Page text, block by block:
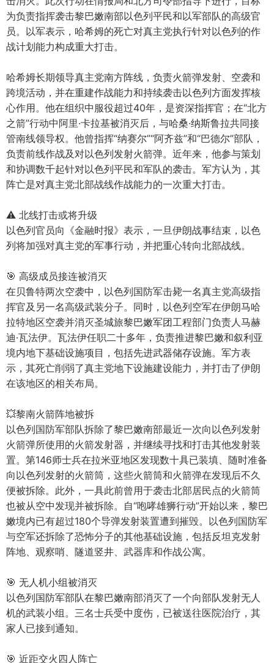
为负责指挥袭击黎巴嫩南部以色列平民和以军部队的高级官
员。以军表示，哈希姆的死亡对真主党执行针对以色列的作
战计划能力构成重大打击。
哈希姆长期领导真主党南方阵线，负责火箭弹发射、空袭和
跨境活动，并在重建作战能力和持续袭击以色列方面发挥核
心作用。他在组织中服役超过40年，是资深指挥官；在“北方
之箭”行动中阿里·卡拉基被消灭后，与哈桑·纳斯鲁拉共同接
管南线领导权。他曾指挥“纳赛尔”“阿齐兹”和“巴德尔”部队，
负责前线作战及对以色列发射火箭弹。近年来，他参与策划
和协调数千起针对以色列平民和军队的袭击。军方认为，其
阵亡是对真主党北部战线作战能力的一次重大打击。
⚠️ 北线打击或将升级
以色列官员向《金融时报》表示，一旦伊朗战事结束，以色
列将加强对真主党的军事行动，并把重心转向北部战线。
🎯 高级成员接连被消灭
在贝鲁特两次空袭中，以色列国防军击毙一名真主党高级指
挥官及另一名高级武装分子。同时，以色列空军在伊朗马哈
拉特地区空袭并消灭圣城旅黎巴嫩军团工程部门负责人马赫
迪·瓦法伊。瓦法伊任职二十多年，负责推进黎巴嫩和叙利亚
境内地下基础设施项目，包括先进武器储存设施。军方表
示，其死亡削弱了真主党地下设施建设能力，并打击了伊朗
在该地区的相关布局。
💥黎南火箭阵地被拆
以色列国防军部队拆除了黎巴嫩南部最近一次向以色列发射
火箭弹所使用的火箭发射器，并继续寻找和打击其他发射装
置。第146师士兵在拉米亚地区发现数十具已装填、随时准备
向以色列发射的火箭筒，这些火箭筒和火箭弹在发现后不久
便被拆除。此外，一具此前曾用于袭击北部居民点的火箭筒
也被从空中发现并被拆除。自“咆哮雄狮行动”开始以来，黎巴
嫩境内已有超过180个导弹发射装置遭到摧毁。以色列国防军
与空军还拆除了恐怖分子的其他基础设施，包括反坦克发射
阵地、观察哨、隧道竖井、武器库和作战公寓。
🎯 无人机小组被消灭
以色列国防军部队在黎巴嫩南部消灭了一个向部队发射无人
机的武装小组。三名士兵受中度伤，已被送往医院治疗，其
家人已接到通知。
🎯 近距交火四人阵亡